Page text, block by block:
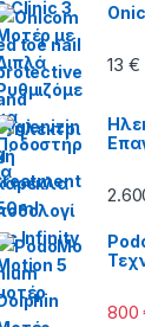
13 €
800